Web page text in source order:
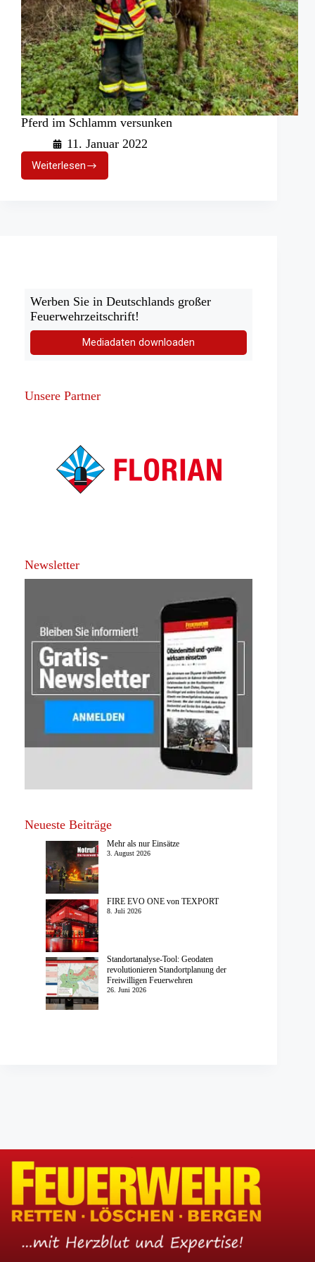
Pferd im Schlamm versunken
11. Januar 2022
Weiterlesen
Pferd
im
Werben Sie in Deutschlands großer
Feuerwehrzeitschrift!
Mediadaten downloaden
Unsere Partner
Newsletter
Neueste Beiträge
Mehr als nur Einsätze
3. August 2026
FIRE EVO ONE von TEXPORT
8. Juli 2026
Standortanalyse-Tool: Geodaten
revolutionieren Standortplanung der
Freiwilligen Feuerwehren
26. Juni 2026